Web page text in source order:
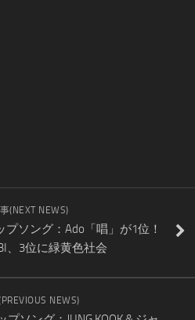
(NEXT NEWS)
ソング：Ado「唱」が1位！
、3位に緑黄色社会
NEWS)